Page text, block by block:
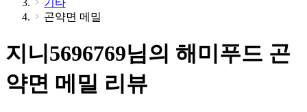
기타
곤약면 메밀
지니5696769님의 해미푸드 곤
약면 메밀 리뷰